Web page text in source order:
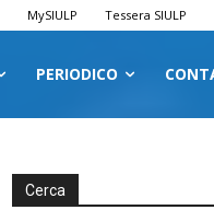
MySIULP Tessera SIULP
PERIODICO
Cerca